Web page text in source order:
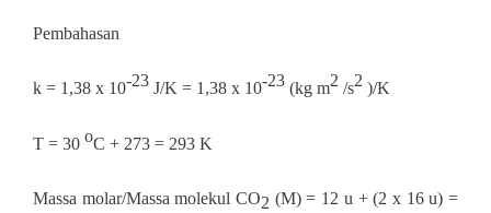
Pembahasan
k = 1,38 x 10‐23 J/K = 1,38 x 10‐23 (kg m2 /s2 )/K
T = 30 oC + 273 = 293 K
Massa molar/Massa molekul CO2 (M) = 12 u + (2 x 16 u) =